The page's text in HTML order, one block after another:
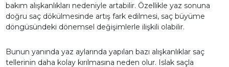
bakım alışkanlıkları nedeniyle artabilir. Özellikle yaz sonuna
doğru saç dökülmesinde artış fark edilmesi, saç büyüme
döngüsündeki dönemsel değişimlerle ilişkili olabilir.
Bunun yanında yaz aylarında yapılan bazı alışkanlıklar saç
tellerinin daha kolay kırılmasına neden olur. Islak saçla